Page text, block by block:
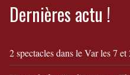
Dernières actu !
2 spectacles dans le Var les 7